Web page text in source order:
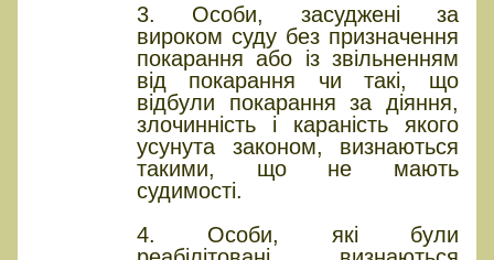
3. Особи, засуджені за
вироком суду без призначення
покарання або із звільненням
від покарання чи такі, що
відбули покарання за діяння,
злочинність і караність якого
усунута законом, визнаються
такими, що не мають
судимості.
4. Особи, які були